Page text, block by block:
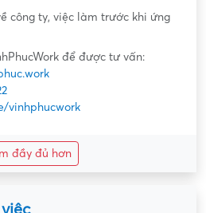
công ty, việc làm trước khi ứng
để được tư vấn:
vinhphucwork
đầy đủ hơn